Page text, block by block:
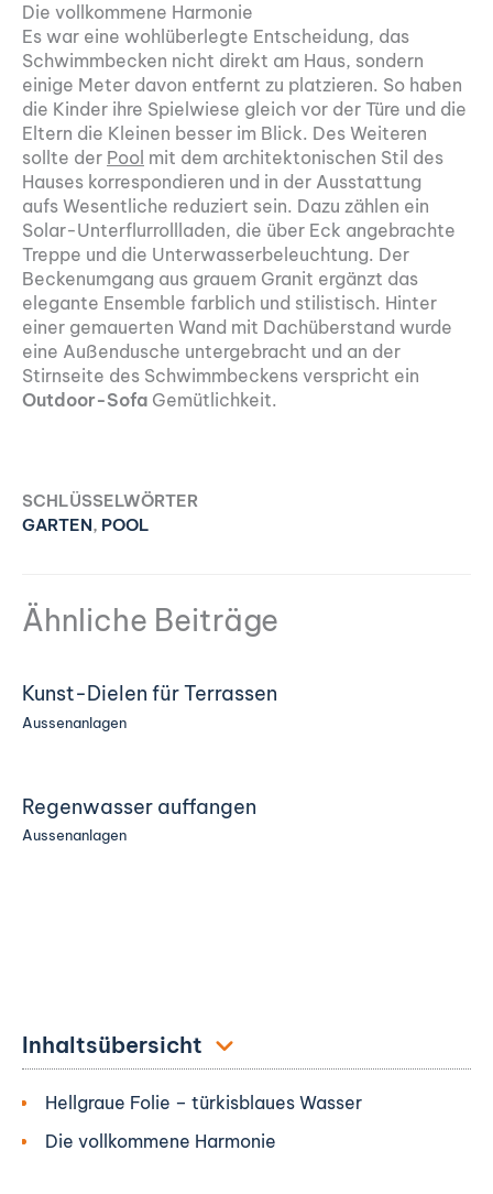
Die vollkommene Harmonie
Es war eine wohlüberlegte Entscheidung, das
Schwimmbecken nicht direkt am Haus, sondern
einige Meter davon entfernt zu platzieren. So haben
die Kinder ihre Spielwiese gleich vor der Türe und die
Eltern die Kleinen besser im Blick. Des Weiteren
sollte der Pool mit dem architektonischen Stil des
Hauses korrespondieren und in der Ausstattung
aufs ­Wesentliche reduziert sein. Dazu zählen ein
Solar-Unterflurrollladen, die über Eck angebrachte
Treppe und die Unterwasserbeleuchtung. Der
Beckenumgang aus grauem Granit ergänzt das
elegante Ensemble farblich und stilistisch. Hinter
einer gemauerten Wand mit Dachüberstand wurde
eine Außendusche untergebracht und an der
Stirnseite des Schwimmbeckens verspricht ein
Outdoor-Sofa Gemütlichkeit.
SCHLÜSSELWÖRTER
GARTEN, POOL
Ähnliche Beiträge
Kunst-Dielen für Terrassen
Aussenanlagen
Regenwasser auffangen
Aussenanlagen
Inhaltsübersicht
Hellgraue Folie – türkisblaues Wasser
Die vollkommene Harmonie